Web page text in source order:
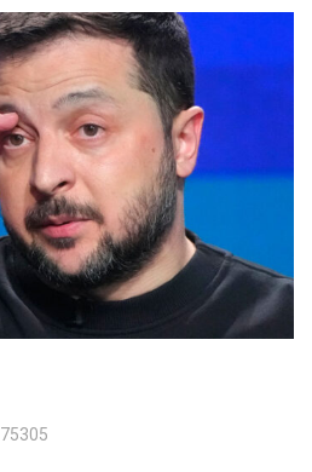
75305